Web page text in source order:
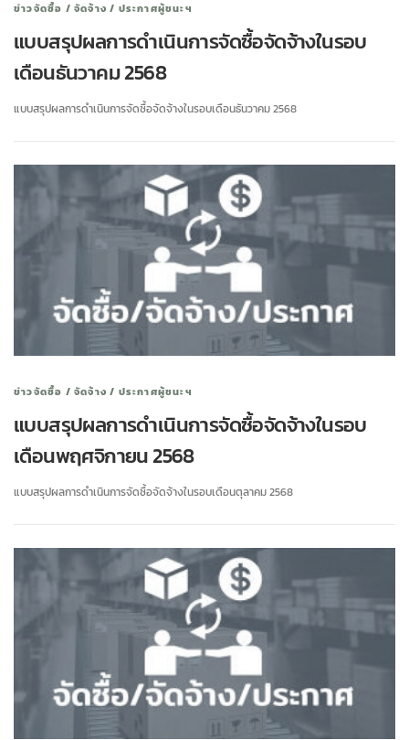
ข่าวจัดซื้อ / จัดจ้าง / ประกาศผู้ชนะฯ
แบบสรุปผลการดำเนินการจัดซื้อจัดจ้างในรอบ
เดือนธันวาคม 2568
แบบสรุปผลการดำเนินการจัดซื้อจัดจ้างในรอบเดือนธันวาคม 2568
ข่าวจัดซื้อ / จัดจ้าง / ประกาศผู้ชนะฯ
แบบสรุปผลการดำเนินการจัดซื้อจัดจ้างในรอบ
เดือนพฤศจิกายน 2568
แบบสรุปผลการดำเนินการจัดซื้อจัดจ้างในรอบเดือนตุลาคม 2568